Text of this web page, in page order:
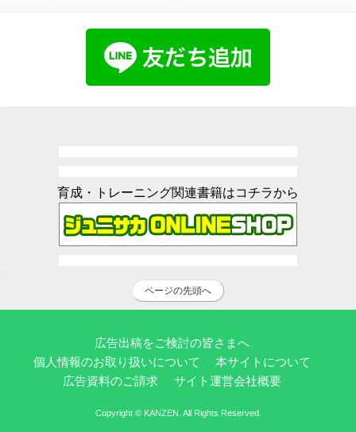
育成・トレーニング関連書籍はコチラから
ページの先頭へ
広告出稿をご検討の皆さまへ
個人情報のお取り扱いについて
本サイトについて
広告資料のご請求
サイト運営会社概要
Copyright © KANZEN. All Rights Reserved.